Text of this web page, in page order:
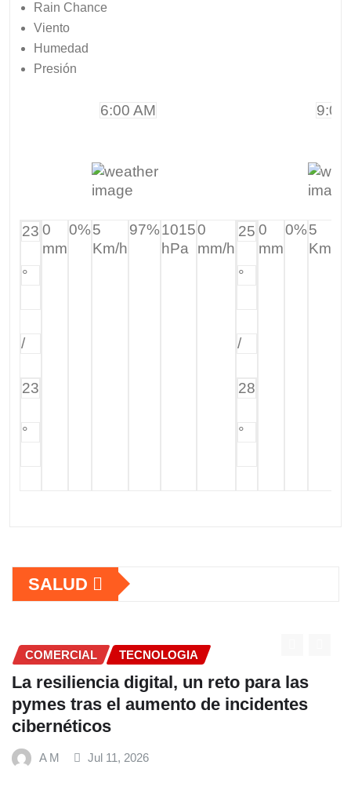
Rain Chance
Viento
Humedad
Presión
6:00 AM
23
°
/
23
°
0
mm
0%5
Km/h
97%1015
hPa
0
mm/h
9:00
25
°
/
28
°
0
mm
0%5
Km/h
SALUD
COMERCIAL
Fundación Ficohsa fortalece la
alimentación escolar y promueve
hábitos saludables junto al
Mundial de Alimentos y Nestlé